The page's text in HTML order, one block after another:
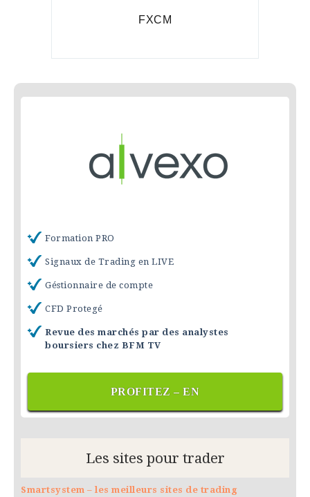
FXCM
Formation PRO
Signaux de Trading en LIVE
Géstionnaire de compte
CFD Protegé
Revue des marchés par des analystes
boursiers chez BFM TV
PROFITEZ – EN
Les sites pour trader
Smartsystem – les meilleurs sites de trading